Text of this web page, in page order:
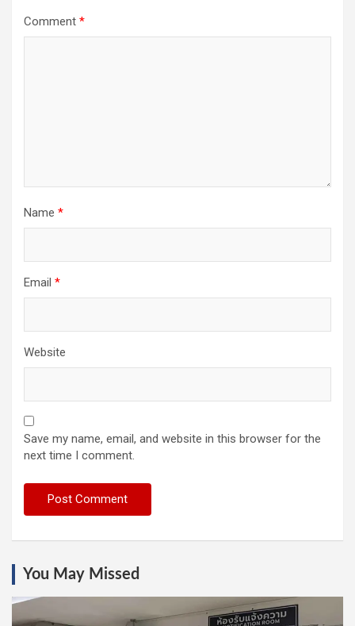
Comment *
Name *
Email *
Website
Save my name, email, and website in this browser for the
next time I comment.
You May Missed